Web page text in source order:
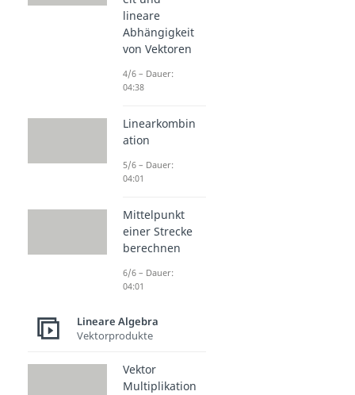
lineare
Abhängigkeit
von Vektoren
4/6 – Dauer:
04:38
Linearkombin
ation
5/6 – Dauer:
04:01
Mittelpunkt
einer Strecke
berechnen
6/6 – Dauer:
04:01
Lineare Algebra
Vektorprodukte
Vektor
Multiplikation